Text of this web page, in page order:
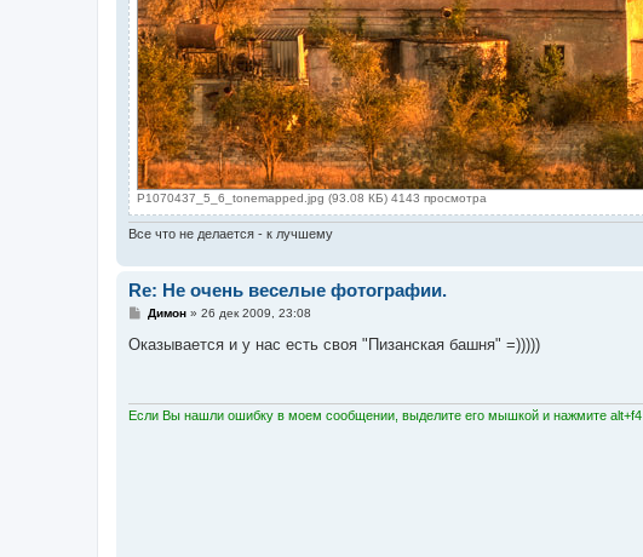
P1070437_5_6_tonemapped.jpg (93.08 КБ) 4143 просмотра
Все что не делается - к лучшему
Re: Не очень веселые фотографии.
С
о
и
Димон» 26 дек 2009, 23:08
Оказывается и у нас есть своя "Пизанская башня" =)))))
Если Вы нашли ошибку в моем сообщении, выделите его мышкой и нажмите alt+f4